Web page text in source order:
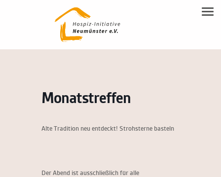
Familienbegleitung
NEUMÜNSTERANER MODELL
SPENDEN
Hospiz-Notiz
Kontakt & Anfahrt
Vereinsmitgliedschaft & Spenden
Monatstreffen
Alte Tradition neu entdeckt! Strohsterne basteln
Der Abend ist ausschließlich für alle